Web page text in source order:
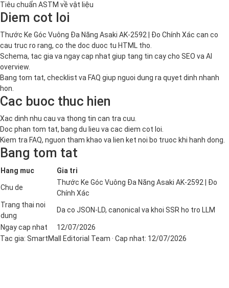
Tiêu chuẩn ASTM về vật liệu
Diem cot loi
Thước Ke Góc Vuông Đa Năng Asaki AK-2592 | Đo Chính Xác can co
cau truc ro rang, co the doc duoc tu HTML tho.
Schema, tac gia va ngay cap nhat giup tang tin cay cho SEO va AI
overview.
Bang tom tat, checklist va FAQ giup nguoi dung ra quyet dinh nhanh
hon.
Cac buoc thuc hien
Xac dinh nhu cau va thong tin can tra cuu.
Doc phan tom tat, bang du lieu va cac diem cot loi.
Kiem tra FAQ, nguon tham khao va lien ket noi bo truoc khi hanh dong.
Bang tom tat
Hang muc Gia tri
Chu de
Thước Ke Góc Vuông Đa Năng Asaki AK-2592 | Đo
Chính Xác
Trang thai noi
dung
Da co JSON-LD, canonical va khoi SSR ho tro LLM
Ngay cap nhat
12/07/2026
Tac gia: SmartMall Editorial Team · Cap nhat: 12/07/2026